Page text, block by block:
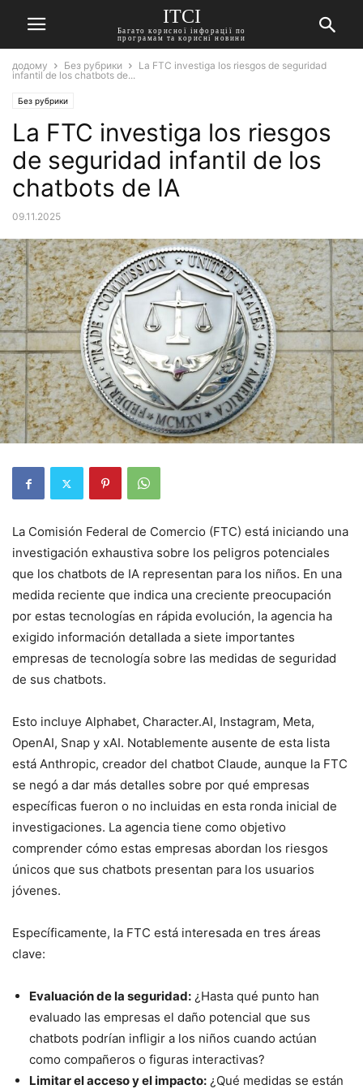
ITCI
Багато корисної інфорації по
програмам та корисні новини
додому Без рубрики
La FTC investiga los riesgos de seguridad
infantil de los chatbots de...
Без рубрики
La FTC investiga los riesgos
de seguridad infantil de los
chatbots de IA
09.11.2025
La Comisión Federal de Comercio (FTC) está iniciando una
investigación exhaustiva sobre los peligros potenciales
que los chatbots de IA representan para los niños. En una
medida reciente que indica una creciente preocupación
por estas tecnologías en rápida evolución, la agencia ha
exigido información detallada a siete importantes
empresas de tecnología sobre las medidas de seguridad
de sus chatbots.
Esto incluye Alphabet, Character.AI, Instagram, Meta,
OpenAI, Snap y xAI. Notablemente ausente de esta lista
está Anthropic, creador del chatbot Claude, aunque la FTC
se negó a dar más detalles sobre por qué empresas
específicas fueron o no incluidas en esta ronda inicial de
investigaciones. La agencia tiene como objetivo
comprender cómo estas empresas abordan los riesgos
únicos que sus chatbots presentan para los usuarios
jóvenes.
Específicamente, la FTC está interesada en tres áreas
clave:
Evaluación de la seguridad: ¿Hasta qué punto han
evaluado las empresas el daño potencial que sus
chatbots podrían infligir a los niños cuando actúan
como compañeros o figuras interactivas?
Limitar el acceso y el impacto: ¿Qué medidas se están